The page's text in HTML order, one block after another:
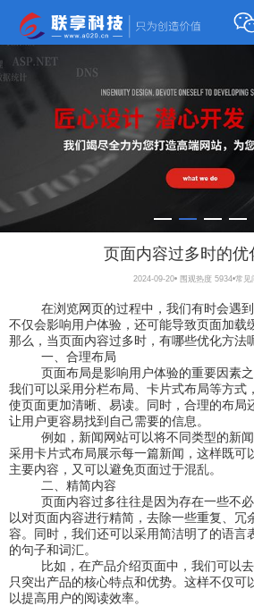
页面内容过多时的优
2024-09-20• 围观热度 5934•常见
在浏览网页的过程中，我们有时会遇
不仅会影响用户体验，还可能导致页面加载
那么，当页面内容过多时，有哪些优化方法
一、合理布局
页面布局是影响用户体验的重要因素
我们可以采用分栏布局、卡片式布局等方式
使页面更加清晰、易读。同时，合理的布局
让用户更容易找到自己需要的信息。
例如，新闻网站可以将不同类型的新
采用卡片式布局展示每一篇新闻，这样既可
主要内容，又可以避免页面过于混乱。
二、精简内容
页面内容过多往往是因为存在一些不
以对页面内容进行精简，去除一些重复、冗
容。同时，我们还可以采用简洁明了的语言
的句子和词汇。
比如，在产品介绍页面中，我们可以
只突出产品的核心特点和优势。这样不仅可
以提高用户的阅读效率。